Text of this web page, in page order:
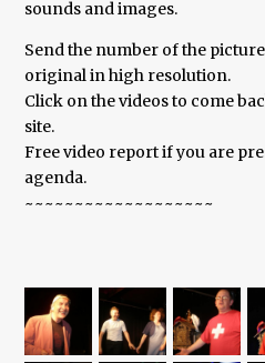
sounds and images.
Send the number of the
original in high resolution.
Click on the videos to come
site.
Free video report if you are
agenda.
~~~~~~~~~~~~~~~~~~~